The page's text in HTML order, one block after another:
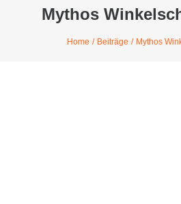
Mythos
Home Beiträge Mythos